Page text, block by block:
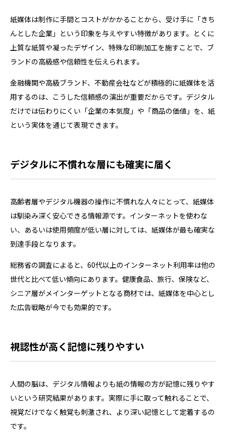
紙媒体は制作に手間とコストがかかることから、受け手に「きち
んとした企業」という印象を与えやすい特徴があります。とくに
上質な紙質や凝ったデザイン、特殊な印刷加工を施すことで、ブ
ランドの高級感や信頼性を伝えられます。
金融機関や高級ブランド、不動産会社などが積極的に紙媒体を活
用するのは、こうした信頼感の演出が重要だからです。デジタル
だけでは伝わりにくい「企業の本気度」や「商品の価値」を、紙
という実体を通じて表現できます。
デジタルに不慣れな層にも確実に届く
高齢者層やデジタル機器の操作に不慣れな人々にとって、紙媒体
は馴染み深く安心できる情報源です。インターネットを使わな
い、あるいは使用頻度が低い層に対しては、紙媒体が最も確実な
到達手段となります。
総務省の調査によると、60代以上のインターネット利用率は他の
世代と比べて低い傾向にあります。健康食品、旅行、保険など、
シニア層がメインターゲットとなる商材では、紙媒体を中心とし
た広告戦略が今でも効果的です。
視認性が高く記憶に残りやすい
人間の脳は、デジタル情報よりも紙の情報の方が記憶に残りやす
いという研究結果があります。実際に手に取って触れることで、
視覚だけでなく触覚も刺激され、より深い記憶として定着するの
です。